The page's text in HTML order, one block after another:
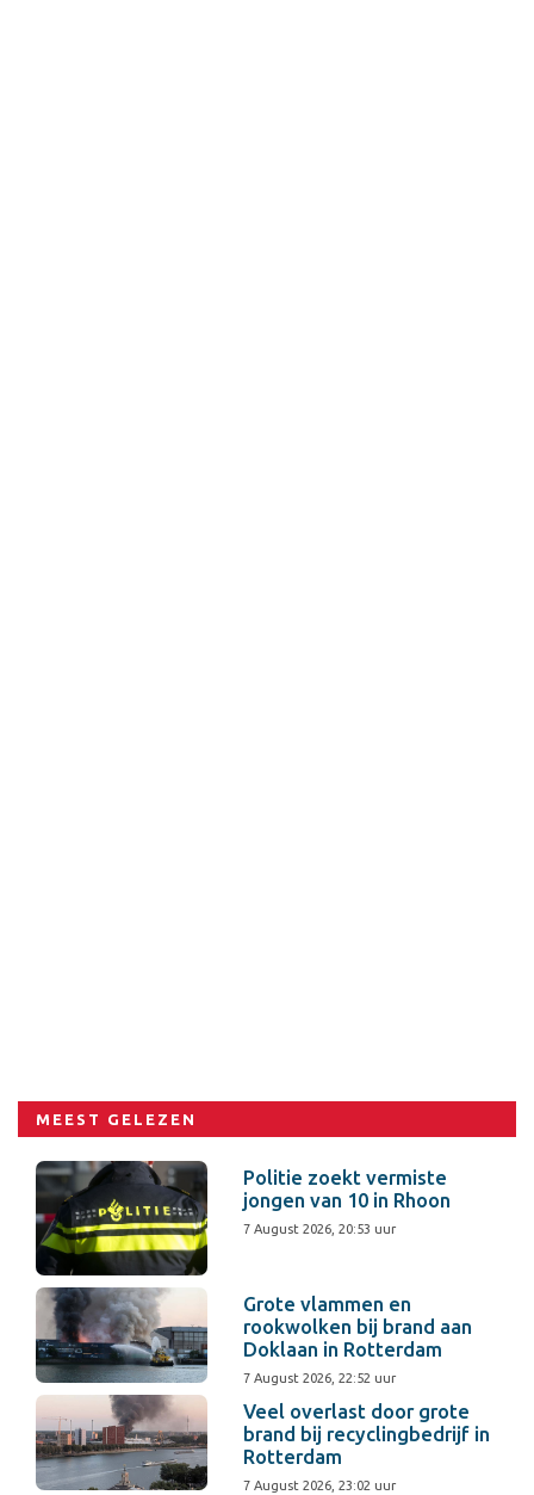
MEEST GELEZEN
Politie zoekt vermiste
jongen van 10 in Rhoon
7 August 2026, 20:53 uur
Grote vlammen en
rookwolken bij brand aan
Doklaan in Rotterdam
7 August 2026, 22:52 uur
Veel overlast door grote
brand bij recyclingbedrijf in
Rotterdam
7 August 2026, 23:02 uur